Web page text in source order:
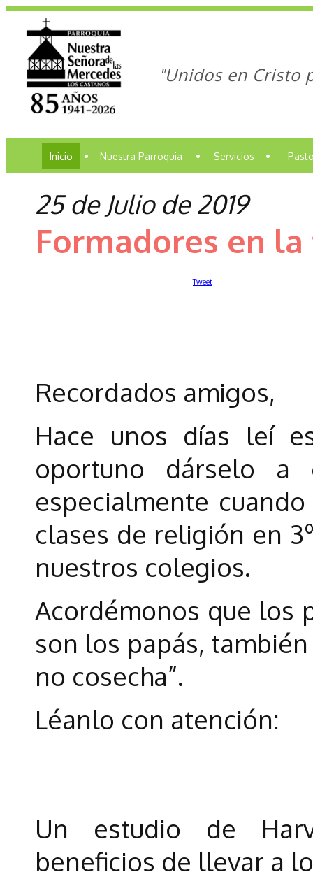
"Unidos en Cristo
Inicio • Nuestra Parroquia • Servicios •
25 de Julio de 2019
Formadores en la
Tweet
Recordados amigos,
Hace unos días leí
oportuno dárselo a
especialmente
clases de religión en
nuestros colegios.
Acordémonos que los
son los papás,
no cosecha”.
Léanlo con atención:
Un estudio de
beneficios de llevar a